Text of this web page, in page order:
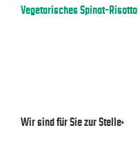
Vegetarisches Spinat-Risotto
Wir sind für Sie zur Stelle: